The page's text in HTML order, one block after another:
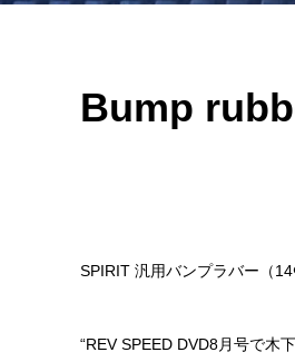
Bump
SPIRIT 汎用バンプラバー（
“REV SPEED DVD8月号で木